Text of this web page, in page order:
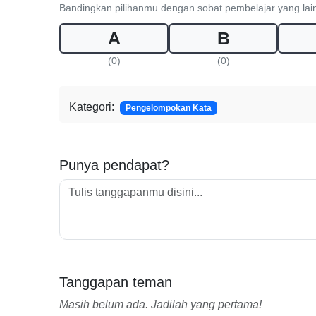
Bandingkan pilihanmu dengan sobat pembelajar yang
A
(0)
B
(0)
Kategori: Pengelompokan Kata
Punya pendapat?
Tanggapan teman
Masih belum ada. Jadilah yang pertama!